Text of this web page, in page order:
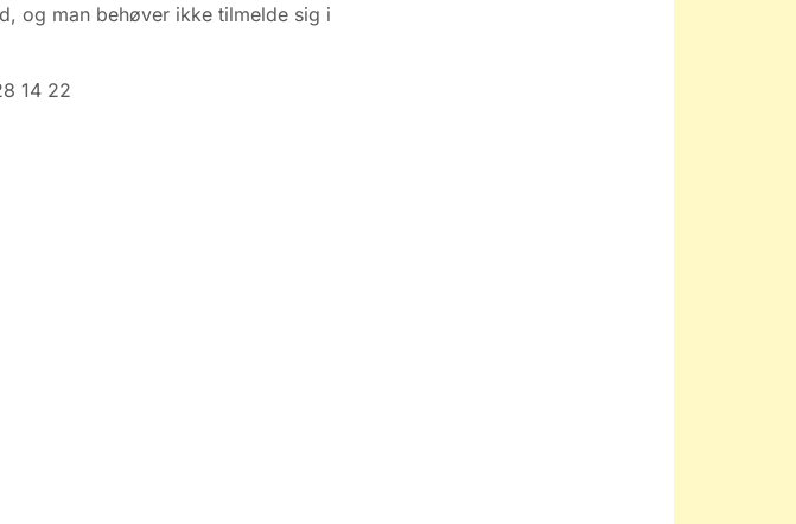
og man behøver ikke tilmelde sig i
14 22